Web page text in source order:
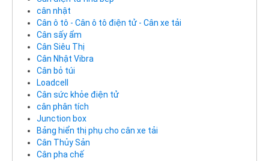
cân nhật
Cân ô tô - Cân ô tô điện tử - Cân xe tải
Cân sấy ẩm
Cân Siêu Thị
Cân Nhật Vibra
Cân bỏ túi
Loadcell
Cân sức khỏe điện tử
cân phân tích
Junction box
Bảng hiển thị phụ cho cân xe tải
Cân Thủy Sản
Cân pha chế